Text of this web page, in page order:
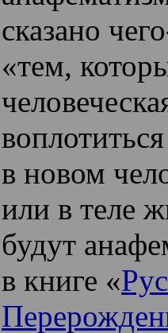
сказано
«тем,
в новом
или в теле
будут
в книге «